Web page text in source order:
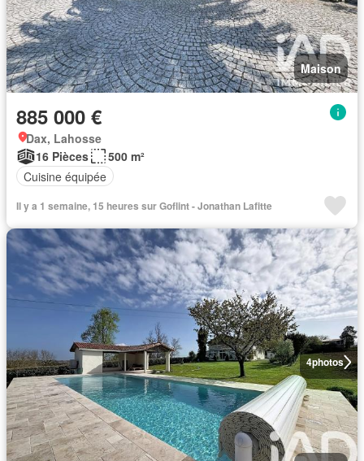
Maison
885 000 €
Dax, Lahosse
16 Pièces
500 m²
Cuisine équipée
Il y a 1 semaine, 15 heures sur Goflint - Jonathan Lafitte
4photos